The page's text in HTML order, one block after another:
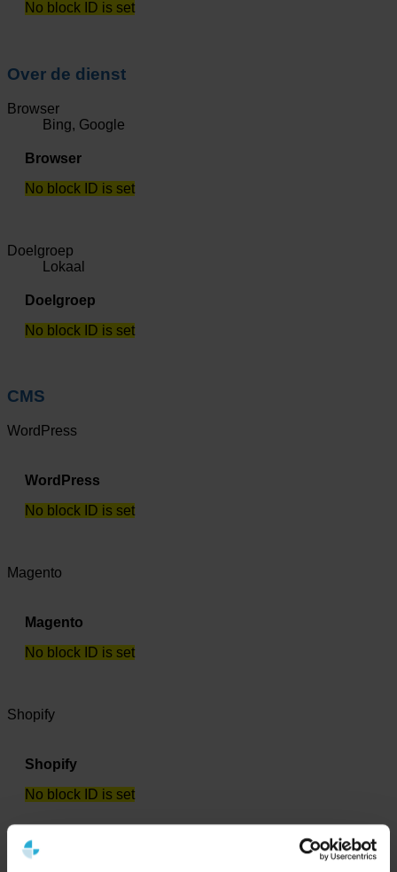
No block ID is set
Over de dienst
Browser
Bing, Google
Browser
No block ID is set
Doelgroep
Lokaal
Doelgroep
No block ID is set
CMS
WordPress
WordPress
No block ID is set
Magento
Magento
No block ID is set
Shopify
Shopify
No block ID is set
Tooling